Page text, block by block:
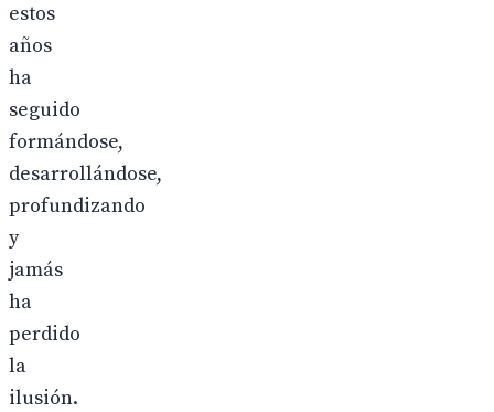
estos
años
ha
seguido
formándose,
desarrollándose,
profundizando
y
jamás
ha
perdido
la
ilusión.